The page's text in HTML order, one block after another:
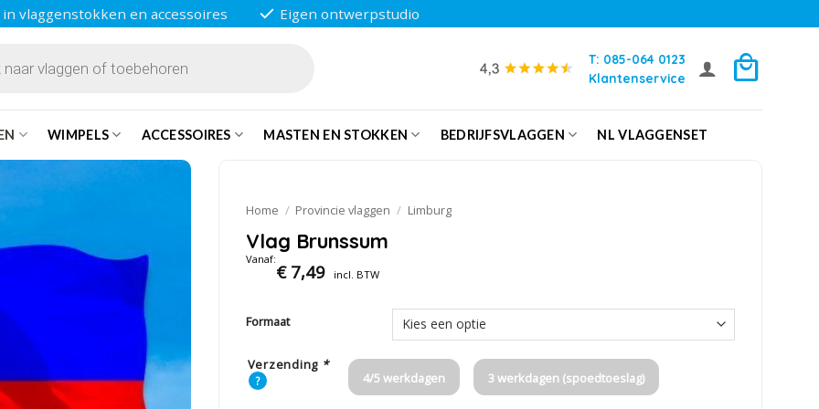
vlaggenstokken en accessoires Eigen ontwerpstudio
T: 085-064 0123
Klantenservice
WIMPELS ACCESSOIRES MASTEN EN STOKKEN BEDRIJFSVLAGGEN NL VLAGGENSET
Home / Provincie vlaggen / Limburg
Vlag Brunssum
Vanaf:
€7,49 incl. BTW
Formaat
Verzending *
? 4/5 werkdagen 3 werkdagen (spoedtoeslag)